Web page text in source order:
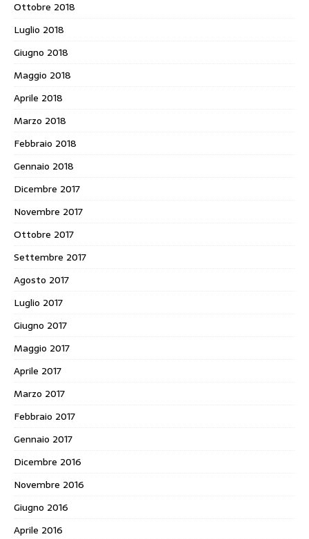
Ottobre 2018
Luglio 2018
Giugno 2018
Maggio 2018
Aprile 2018
Marzo 2018
Febbraio 2018
Gennaio 2018
Dicembre 2017
Novembre 2017
Ottobre 2017
Settembre 2017
Agosto 2017
Luglio 2017
Giugno 2017
Maggio 2017
Aprile 2017
Marzo 2017
Febbraio 2017
Gennaio 2017
Dicembre 2016
Novembre 2016
Giugno 2016
Aprile 2016